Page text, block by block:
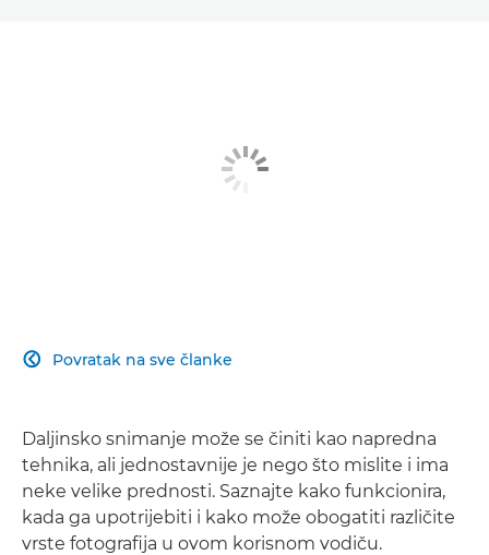
Povratak na sve članke

Daljinsko snimanje može se činiti kao napredna
tehnika, ali jednostavnije je nego što mislite i ima
neke velike prednosti. Saznajte kako funkcionira,
kada ga upotrijebiti i kako može obogatiti različite
vrste fotografija u ovom korisnom vodiču.